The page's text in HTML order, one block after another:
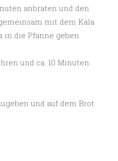
anbraten und den
mit dem Kala
die Pfanne geben.
und ca. 10 Minuten
und auf dem Brot